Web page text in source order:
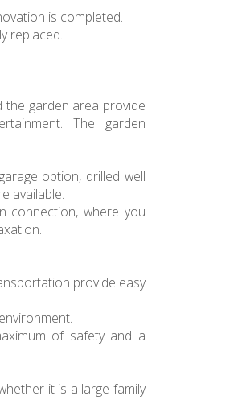
is completed.
replaced.
the garden area provide
The garden
option, drilled well
available.
connection, where you
provide easy
of safety and a
it is a large family